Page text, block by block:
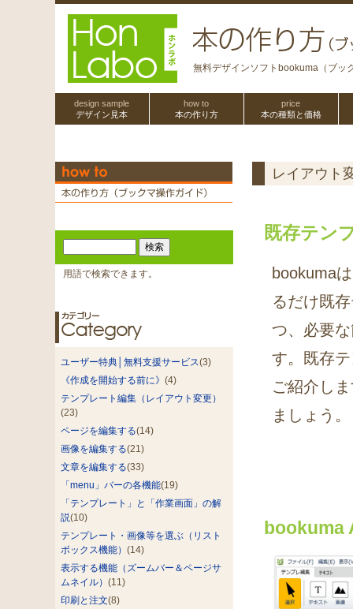
無料デザインソフトbookuma（ブッ
design sample
デザイン見本
how to
本の作り方
price
本の種類と価格
レイアウト
既存テン
bookuma
るだけ既
つ、必要
す。既存
ご紹介し
ましょう。
bookuma
用語で検索できます。
ユーザー特典│無料支援サービス(3)
《作成を開始する前に》 (4)
テンプレート編集（レイアウト変更）
(23)
ページを編集する(14)
画像を編集する(21)
文章を編集する(33)
「menu」バーの各機能(19)
「テンプレート」と「作業画面」の解
説(10)
テンプレート・画像等を選ぶ（リスト
ボックス機能） (14)
表示する機能（ズームバー＆ページサ
ムネイル） (11)
印刷と注文(8)